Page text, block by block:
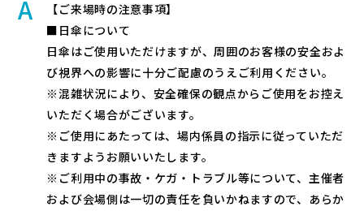
【ご来場時の注意事項】
■日傘について
日傘はご使用いただけますが、周囲のお客様の安全およ
び視界への影響に十分ご配慮のうえご利用ください。
※混雑状況により、安全確保の観点からご使用をお控え
いただく場合がございます。
※ご使用にあたっては、場内係員の指示に従っていただ
きますようお願いいたします。
※ご利用中の事故・ケガ・トラブル等について、主催者
および会場側は一切の責任を負いかねますので、あらか